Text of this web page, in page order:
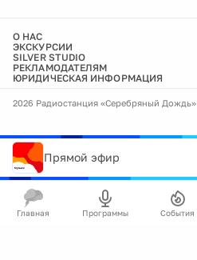
О НАС
ЭКСКУРСИИ
SILVER STUDIO
РЕКЛАМОДАТЕЛЯМ
ЮРИДИЧЕСКАЯ ИНФОРМАЦИЯ
2026 Радиостанция «Серебряный Дождь»
Прямой эфир
Главная Программы События